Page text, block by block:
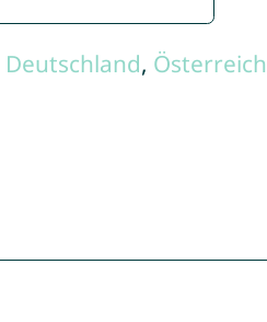
Deutschland, Österreich